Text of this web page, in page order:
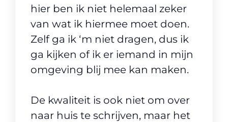
hier ben ik niet helemaal zeker
van wat ik hiermee moet doen.
Zelf ga ik ‘m niet dragen, dus ik
ga kijken of ik er iemand in mijn
omgeving blij mee kan maken.
De kwaliteit is ook niet om over
naar huis te schrijven, maar het